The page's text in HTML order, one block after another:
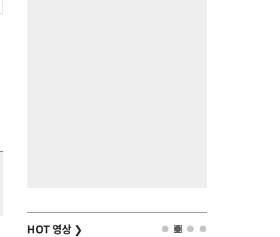
HOT 영상 ❯